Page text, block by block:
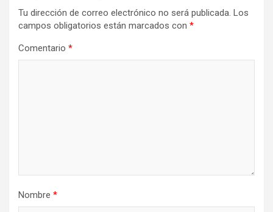
Tu dirección de correo electrónico no será publicada. Los
campos obligatorios están marcados con *
Comentario *
Nombre *